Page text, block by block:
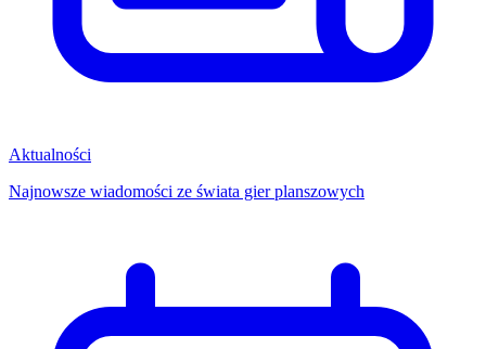
Aktualności
Najnowsze wiadomości ze świata gier planszowych